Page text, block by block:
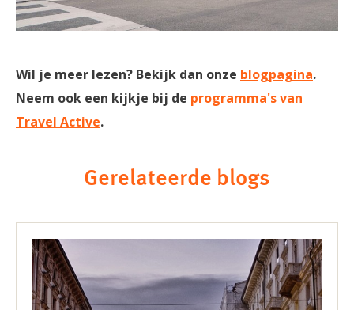
Wil je meer lezen? Bekijk dan onze blogpagina.
Neem ook een kijkje bij de programma's van
Travel Active.
Gerelateerde blogs